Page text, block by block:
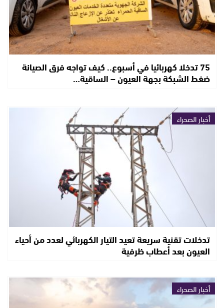
75 تدخلا كهربائيا في أسبوع.. كيف تواجه فرق الصيانة
ضغط الشبكة بجهة العيون – الساقية…
أخبار الصحراء
تدخلات تقنية سريعة تعيد التيار الكهربائي لعدد من أحياء
العيون بعد أعطاب ظرفية
أخبار الصحراء